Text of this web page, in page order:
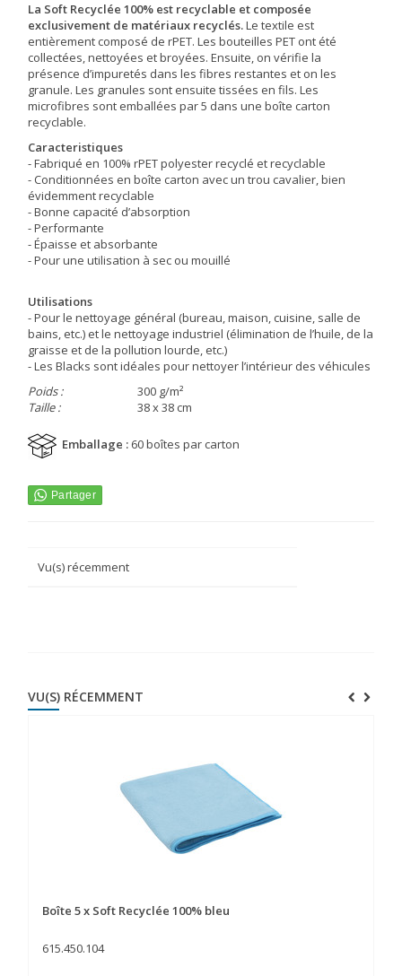
La Soft Recyclée 100% est recyclable et composée
exclusivement de matériaux recyclés.Le textile est
entièrement composé de rPET. Les bouteilles PET ont été
collectées, nettoyées et broyées. Ensuite, on vérifie la
présence d’impuretés dans les fibres restantes et on les
granule. Les granules sont ensuite tissées en fils. Les
microfibres sont emballées par 5 dans une boîte carton
recyclable.
Caracteristiques
- Fabriqué en 100% rPET polyester recyclé et recyclable
- Conditionnées en boîte carton avec un trou cavalier, bien
évidemment recyclable
- Bonne capacité d’absorption
- Performante
- Épaisse et absorbante
- Pour une utilisation à sec ou mouillé
Utilisations
- Pour le nettoyage général (bureau, maison, cuisine, salle de
bains, etc.) et le nettoyage industriel (élimination de l’huile, de la
graisse et de la pollution lourde, etc.)
- Les Blacks sont idéales pour nettoyer l’intérieur des véhicules
Poids :
300 g/m²
Taille :
38 x 38 cm
Emballage : 60 boîtes par carton
Vu(s) récemment
VU(S) RÉCEMMENT
Boîte 5 x Soft Recyclée 100% bleu
615.450.104